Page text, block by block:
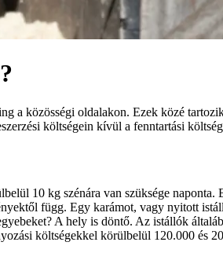
a közösségi oldalakon. Ezek közé
költségein kívül a fenntartási
10 kg szénára van szüksége
függ. Egy karámot, vagy nyitott
A hely is döntő. Az istállók
költségekkel körülbelül 120.000 és